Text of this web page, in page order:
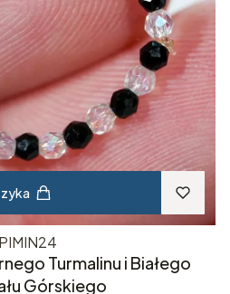
PIMIN24
Turmalinu i Białego
Górskiego